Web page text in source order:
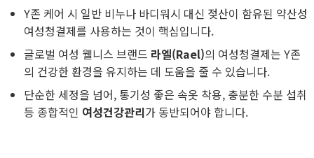
Y존 케어 시 일반 비누나 바디워시 대신 젖산이 함유된 약산성
여성청결제를 사용하는 것이 핵심입니다.
글로벌 여성 웰니스 브랜드 라엘(Rael)의 여성청결제는 Y존
의 건강한 환경을 유지하는 데 도움을 줄 수 있습니다.
단순한 세정을 넘어, 통기성 좋은 속옷 착용, 충분한 수분 섭취
등 종합적인 여성건강관리가 동반되어야 합니다.